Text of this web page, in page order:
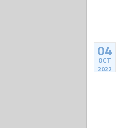
04
OCT
2022